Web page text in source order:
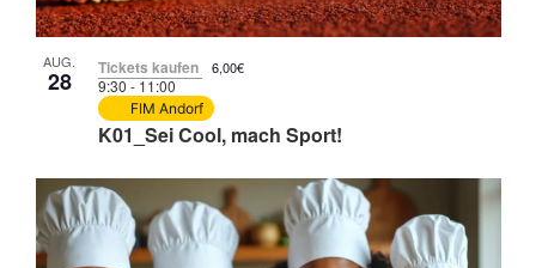
AUG.
28
K01_Sei Cool, mach Sport!
9:30-11:00
FIM Andorf
Tickets kaufen 6,00€